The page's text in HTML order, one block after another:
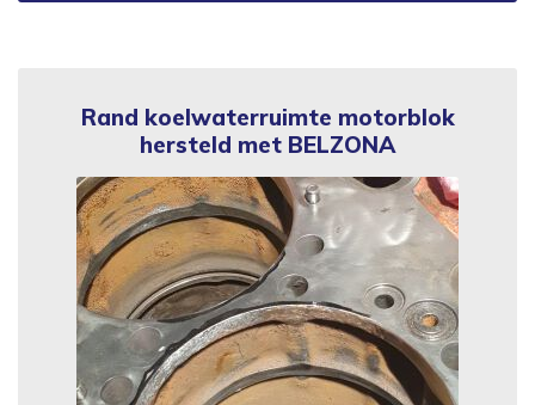
Rand koelwaterruimte motorblok
hersteld met BELZONA